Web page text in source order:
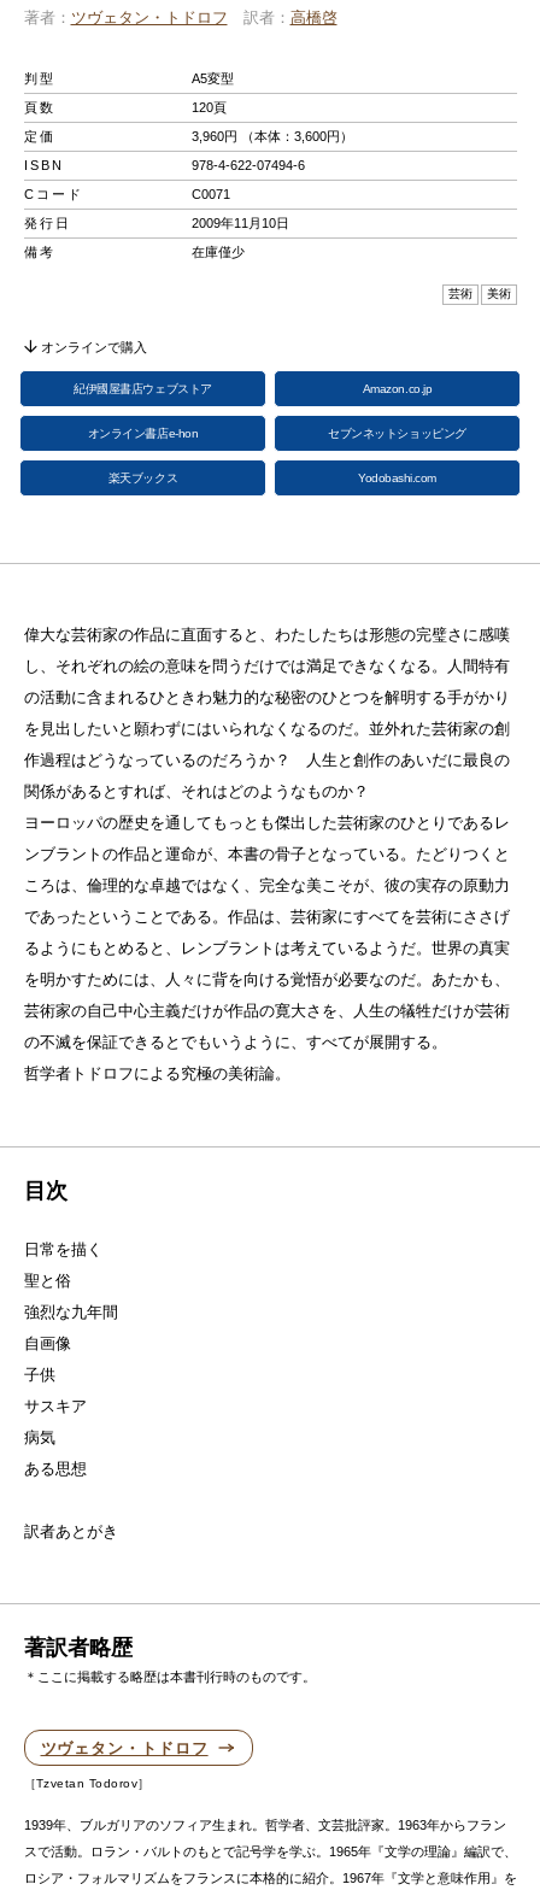
著者 ツヴェタン・トドロフ 訳者 高橋啓
判型
A5変型
頁数
120頁
定価
3,960円 （本体：3,600円）
ISBN
978-4-622-07494-6
Cコード
C0071
発行日
2009年11月10日
備考
在庫僅少
芸術 美術
オンラインで購入
紀伊國屋書店ウェブストア Amazon.co.jp
オンライン書店e-hon セブンネットショッピング
楽天ブックス Yodobashi.com
偉大な芸術家の作品に直面すると、わたしたちは形態の完璧さに感嘆
し、それぞれの絵の意味を問うだけでは満足できなくなる。人間特有
の活動に含まれるひときわ魅力的な秘密のひとつを解明する手がかり
を見出したいと願わずにはいられなくなるのだ。並外れた芸術家の創
作過程はどうなっているのだろうか？ 人生と創作のあいだに最良の
関係があるとすれば、それはどのようなものか？
ヨーロッパの歴史を通してもっとも傑出した芸術家のひとりであるレ
ンブラントの作品と運命が、本書の骨子となっている。たどりつくと
ころは、倫理的な卓越ではなく、完全な美こそが、彼の実存の原動力
であったということである。作品は、芸術家にすべてを芸術にささげ
るようにもとめると、レンブラントは考えているようだ。世界の真実
を明かすためには、人々に背を向ける覚悟が必要なのだ。あたかも、
芸術家の自己中心主義だけが作品の寛大さを、人生の犠牲だけが芸術
の不滅を保証できるとでもいうように、すべてが展開する。
哲学者トドロフによる究極の美術論。
目次
日常を描く
聖と俗
強烈な九年間
自画像
子供
サスキア
病気
ある思想
訳者あとがき
著訳者略歴
＊ここに掲載する略歴は本書刊行時のものです。
ツヴェタン・トドロフ
Tzvetan Todorov
1939年、ブルガリアのソフィア生まれ。哲学者、文芸批評家。1963年からフラン
スで活動。ロラン・バルトのもとで記号学を学ぶ。1965年『文学の理論』編訳で、
ロシア・フォルマリズムをフランスに本格的に紹介。1967年『文学と意味作用』を